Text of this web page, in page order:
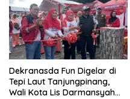
Dekranasda Fun Digelar di
Tepi Laut Tanjungpinang,
Wali Kota Lis Darmansyah